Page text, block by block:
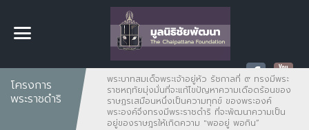
โครงการ
พระราชดำริ
พระบาทสมเด็จพระเจ้าอยู่หัว รัชกาลที่ ๙ ทรงมีพระ
ราชหฤทัยมุ่งมั่นที่จะแก้ไขปัญหาความเดือดร้อนของ
ราษฏรเสมือนหนึ่งเป็นความทุกข์ ของพระองค์
พระองค์จึงทรงมีพระราชดำริ ที่จะพัฒนาความเป็น
อยู่ของราษฎรให้เกิดความ "พออยู่ พอกิน”